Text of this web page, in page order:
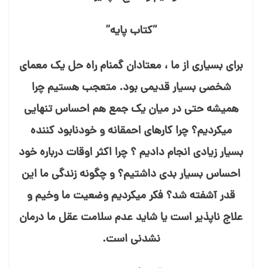
“کتاب پایه”
برای بسیاری از ما ، معتادان گمنام راه حل یک معمای
شخصی بسیار قدیمی بود. متعجب هستیم چرا
همیشه حتی در میان یک جمع هم احساس تنهایی
می⁯⁯کردیم؟ چرا کارهای احمقانه و خودنابود کننده
بسیار زیادی انجام دادیم ؟ چرا اکثر اوقات درباره خود
احساس بسیار بدی داشتیم؟ و چگونه زندگی ما این
قدر آشفته شد؟ فکر می⁯کردیم وضعیت ما وخیم و
علاج⁯ ناپذیر است یا شاید عدم سلامت عقل ما درمان⁯
نشدنی است.